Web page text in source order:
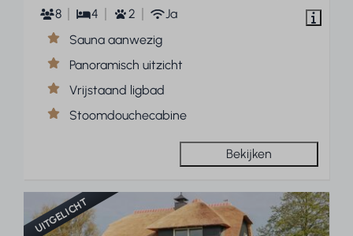
8
4 2
Ja
Sauna aanwezig
Panoramisch uitzicht
Vrijstaand ligbad
Stoomdouchecabine
Bekijken
UITGELICHT